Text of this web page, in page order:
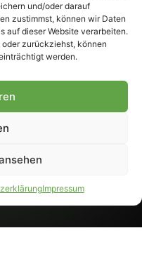
und/oder darauf
zustimmst, können wir Daten
auf dieser Website verarbeiten.
zurückziehst, können
werden.
Impressum